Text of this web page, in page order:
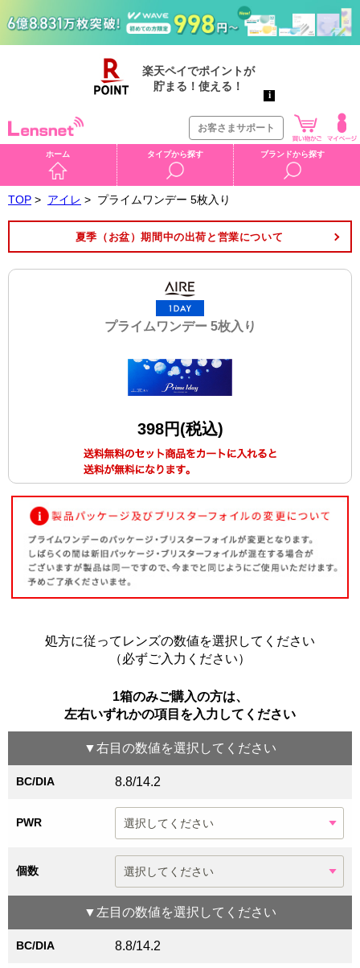
お客さまサポート
ホーム タイプから探す ブランドから探す
TOP > アイレ > プライムワンデー 5枚入り
夏季（お盆）期間中の出荷と営業について
プライムワンデー 5枚入り
398円(税込)
処方に従ってレンズの数値を選択してください
（必ずご入力ください）
1箱のみご購入の方は、
左右いずれかの項目を入力してください
▼右目 の数値を選択してください
BC/DIA 8.8/14.2
PWR
個数
▼ 左目 の数値を選択してください
BC/DIA 8.8/14.2